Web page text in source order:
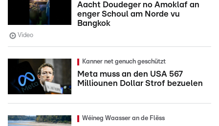
Aacht Doudeger no Amoklaf an
enger Schoul am Norde vu
Bangkok
Video
Kanner net genuch geschützt
Meta muss an den USA 567
Milliounen Dollar Strof bezuelen
Wéineg Waasser an de Flëss